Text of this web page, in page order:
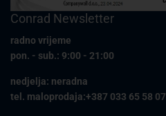
Conrad Newsletter
radno vrijeme
pon. - sub.: 9:00 - 21:00
nedjelja: neradna
tel. maloprodaja:+387 033 65 58 07